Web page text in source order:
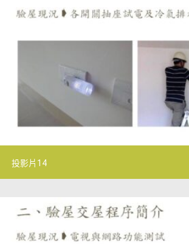
投影片14